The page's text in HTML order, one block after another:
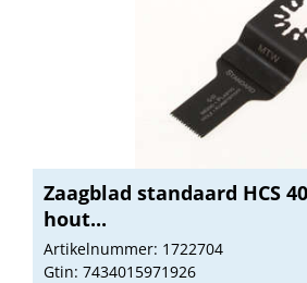
Zaagblad standaard HCS
hout...
Artikelnummer: 1722704
Gtin: 7434015971926